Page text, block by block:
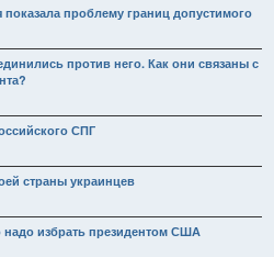
проблему границ допустимого
против него. Как они связаны с
СПГ
страны украинцев
надо избрать президентом США